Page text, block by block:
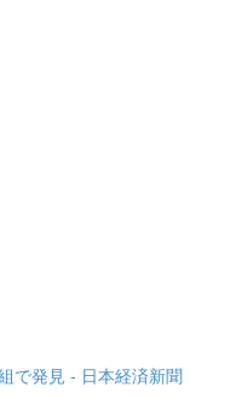
で発見 - 日本経済新聞